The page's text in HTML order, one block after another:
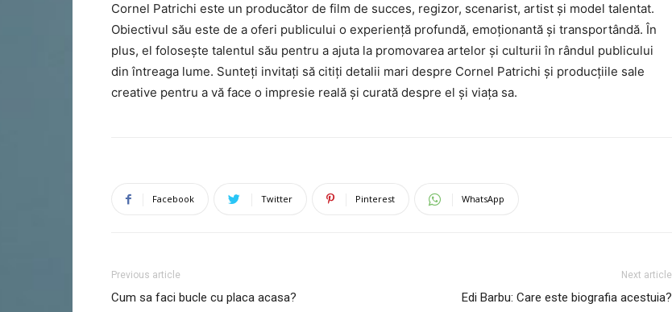
Cornel Patrichi este un producător de film de succes, regizor, scenarist, artist și model talentat.
Obiectivul său este de a oferi publicului o experiență profundă, emoționantă și transportândă. În
plus, el folosește talentul său pentru a ajuta la promovarea artelor și culturii în rândul publicului
din întreaga lume. Sunteți invitați să citiți detalii mari despre Cornel Patrichi și producțiile sale
creative pentru a vă face o impresie reală și curată despre el și viața sa.
Facebook Twitter Pinterest WhatsApp
Previous article
Cum sa faci bucle cu placa acasa?
Next article
Edi Barbu: Care este biografia acestuia?